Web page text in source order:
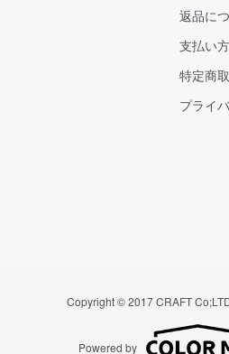
返品に
支払い
特定商
プライ
Copyright © 2017 CRAFT
Powered by